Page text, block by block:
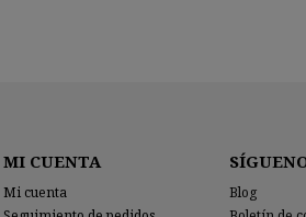
MI CUENTA
Mi cuenta
Blog